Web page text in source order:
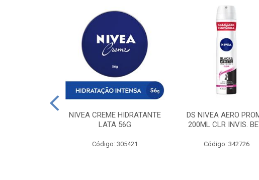
NIVEA CREME HIDRATANTE
LATA 56G
Código: 305421
DS NIVEA AERO
200ML CLR INVIS.
Código: 342726